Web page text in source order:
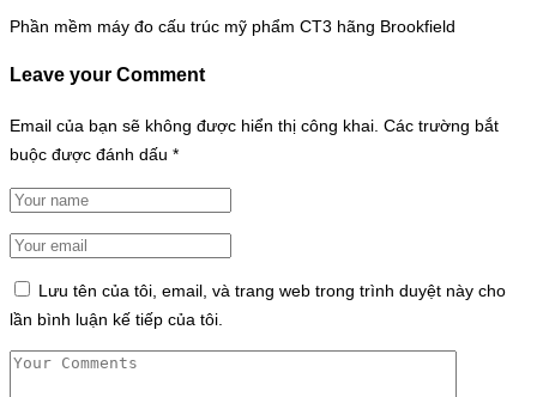
Phần mềm máy đo cấu trúc mỹ phẩm CT3 hãng Brookfield
Leave your Comment
Email của bạn sẽ không được hiển thị công khai. Các trường bắt
buộc được đánh dấu *
Lưu tên của tôi, email, và trang web trong trình duyệt này cho
lần bình luận kế tiếp của tôi.